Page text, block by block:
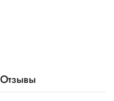
Отзывы